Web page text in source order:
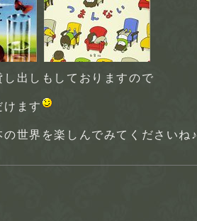
出しもしておりますので
けます
世界を楽しんでみてくださいね♪